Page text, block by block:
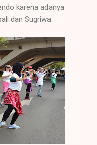
karena adanya
dan Sugriwa.